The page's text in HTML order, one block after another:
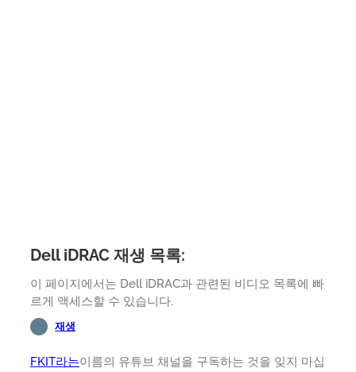
Dell iDRAC 재생 목록:
이 페이지에서는 Dell iDRAC과 관련된 비디오 목록에 빠
르게 액세스할 수 있습니다.
재생
FKIT라는이름의 유튜브 채널을 구독하는 것을 잊지 마십